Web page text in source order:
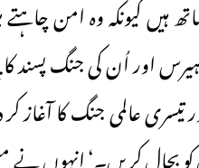
کیونکہ وہ امن چاہتے
ہیرس اور اُن کی جنگ پسند
تیسری عالمی جنگ کا
کریں۔‘ انہوں نے